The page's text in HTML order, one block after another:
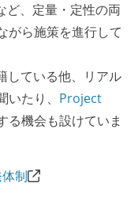
ど、定量・定性の両
がら施策を進行して
している他、リアル
たり、 Project
る機会も設けていま
制